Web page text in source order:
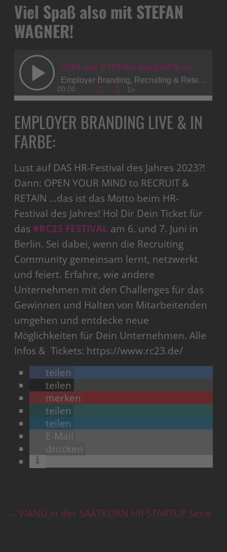
Viel Spaß also mit STEFAN
WAGNER!
EMPLOYER BRANDING LIVE & IN
FARBE:
Lust auf DAS HR-Festival des Jahres 2023?!
Dann: OPEN YOUR MIND to RECRUIT &
RETAIN …das ist das Motto beim HR-
Festival des Jahres! Hol Dir Dein Ticket für
das#RC23 FESTIVAL am 6. und 7. Juni in
Berlin. Sei dabei, wenn die Recruiting
Community gemeinsam lernt, netzwerkt
und feiert. Erfahre, wie andere
Unternehmen mit den Challenges für das
Gewinnen und Halten von Mitarbeitenden
umgehen und entdecke neue
Möglichkeiten für Dein Unternehmen. Alle
Infos & ️ Tickets: https://www.rc23.de/
teilen
teilen
merken
teilen
teilen
E-Mail
drucken
← VIANU in der SAATKORN HR STARTUP Serie